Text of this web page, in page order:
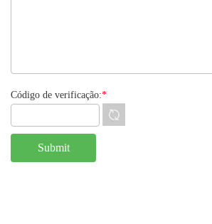
Código de verificação:*